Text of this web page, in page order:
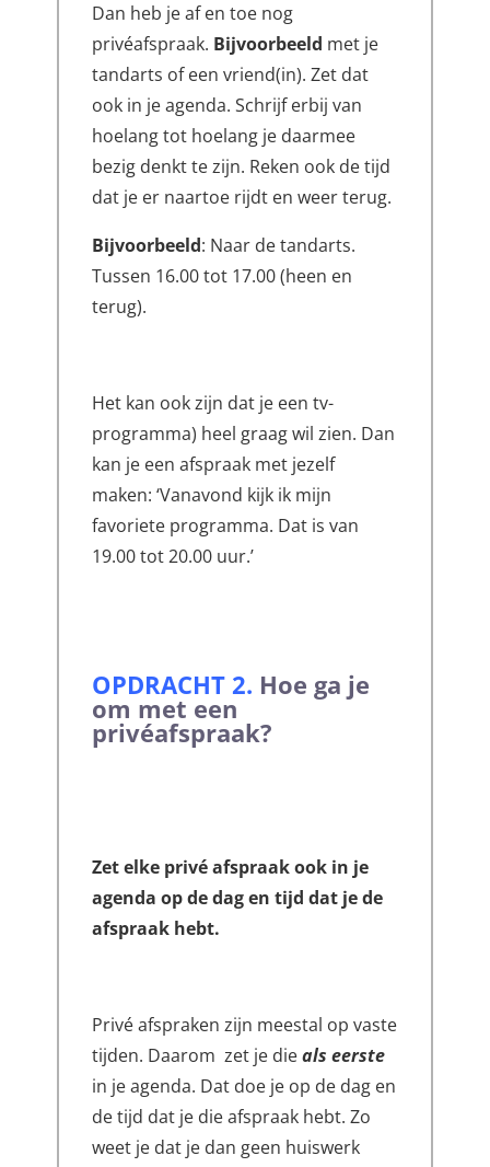
Dan heb je af en toe nog
privéafspraak. Bijvoorbeeld met je
tandarts of een vriend(in). Zet dat
ook in je agenda. Schrijf erbij van
hoelang tot hoelang je daarmee
bezig denkt te zijn. Reken ook de tijd
dat je er naartoe rijdt en weer terug.
Bijvoorbeeld: Naar de tandarts.
Tussen 16.00 tot 17.00 (heen en
terug).
Het kan ook zijn dat je een tv-
programma) heel graag wil zien. Dan
kan je een afspraak met jezelf
maken: ‘Vanavond kijk ik mijn
favoriete programma. Dat is van
19.00 tot 20.00 uur.’
OPDRACHT 2. Hoe ga je
om met een
privéafspraak?
Zet elke privé afspraak ook in je
agenda op de dag en tijd dat je de
afspraak hebt.
Privé afspraken zijn meestal op vaste
tijden. Daarom zet je dieals eerste
in je agenda. Dat doe je op de dag en
de tijd dat je die afspraak hebt. Zo
weet je dat je dan geen huiswerk